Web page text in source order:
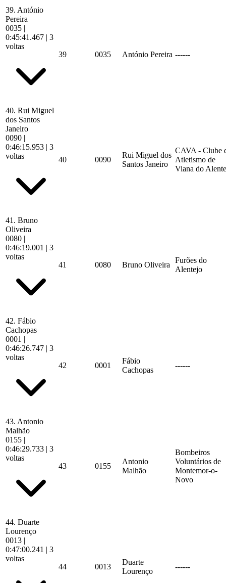
39. António
Pereira
0035 |
0:45:41.467 | 3
voltas
39
0035 António Pereira ------
40. Rui Miguel
dos Santos
Janeiro
0090 |
0:46:15.953 | 3
voltas
40 0090
Rui Miguel dos
Santos Janeiro
CAVA - Clube
Atletismo de
Viana do
41. Bruno
Oliveira
0080 |
0:46:19.001 | 3
voltas
41
0080 Bruno Oliveira
Furões do
Alentejo
42. Fábio
Cachopas
0001 |
0:46:26.747 | 3
voltas
42
0001
Fábio
Cachopas
------
43. Antonio
Malhão
0155 |
0:46:29.733 | 3
voltas
43
0155
Antonio
Malhão
Bombeiros
Voluntários de
Montemor-o-
Novo
44. Duarte
Lourenço
0013 |
0:47:00.241 | 3
voltas
44
0013
Duarte
Lourenço
------